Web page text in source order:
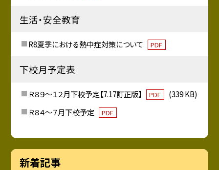
生活・安全教育
R8夏季における熱中症対策について PDF
下校月予定表
Ｒ８９～１２月下校予定【7.17訂正版】 PDF
(339 KB)
Ｒ８４～７月下校予定
PDF
新着記事